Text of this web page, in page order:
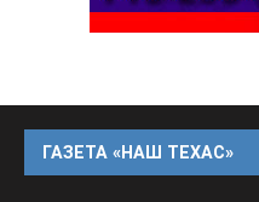
ГАЗЕТА «НАШ ТЕХАС»